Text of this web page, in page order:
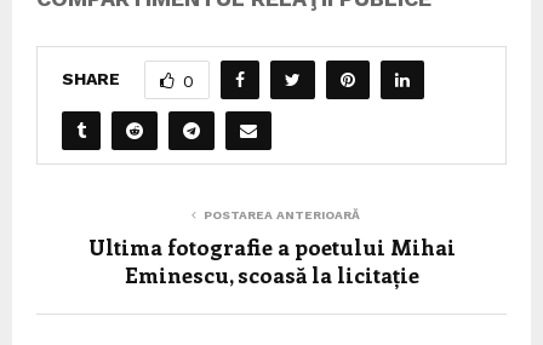
SHARE 0
POSTAREA ANTERIOARĂ
Ultima fotografie a poetului Mihai
Eminescu, scoasă la licitație